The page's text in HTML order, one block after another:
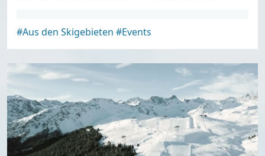
#Aus den Skigebieten #Events